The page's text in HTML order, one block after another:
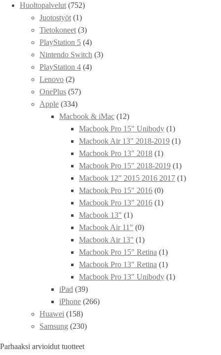
Huoltopalvelut (752)
Juotostyöt (1)
Tietokoneet (3)
PlayStation 5 (4)
Nintendo Switch (3)
PlayStation 4 (4)
Lenovo (2)
OnePlus (57)
Apple (334)
Macbook & iMac (12)
Macbook Pro 15" Unibody (1)
Macbook Air 13" 2018-2019 (1)
Macbook Pro 13" 2018 (1)
Macbook Pro 15" 2018-2019 (1)
Macbook 12" 2015 2016 2017 (1)
Macbook Pro 15" 2016 (0)
Macbook Pro 13" 2016 (1)
Macbook 13" (1)
Macbook Air 11" (0)
Macbook Air 13" (1)
Macbook Pro 15" Retina (1)
Macbook Pro 13" Retina (1)
Macbook Pro 13" Unibody (1)
iPad (39)
iPhone (266)
Huawei (158)
Samsung (230)
Parhaaksi arvioidut tuotteet